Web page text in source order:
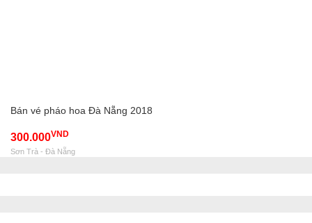
Bán vé pháo hoa Đà Nẵng 2018
300.000VND
Sơn Trà - Đà Nẵng